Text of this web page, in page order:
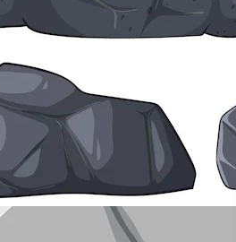
Copyright © 2010- 2026 Freepik Company S.L.U.